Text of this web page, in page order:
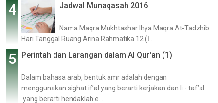
Jadwal Munaqasah 2016
Nama Maqra Mukhtashar Ihya Maqra At-Tadzhib
Perintah dan Larangan dalam Al Qur'an (1)
Dalam bahasa arab, bentuk amr adalah dengan
menggunakan sighat if’al yang berarti kerjakan dan li - taf’al
yang berarti hendaklah e...